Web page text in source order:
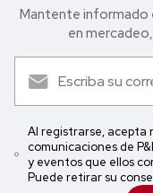
Mantente informado
en
Al registrarse, acepta
comunicaciones de
y eventos que ellos
Puede retirar su